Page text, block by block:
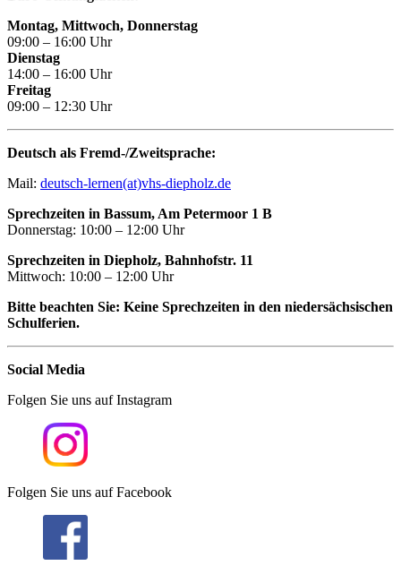
Montag, Mittwoch, Donnerstag
09:00 – 16:00 Uhr
Dienstag
14:00 – 16:00 Uhr
Freitag
09:00 – 12:30 Uhr
Deutsch als Fremd-/Zweitsprache:
Mail: deutsch-lernen(at)vhs-diepholz.de
Sprechzeiten in Bassum, Am Petermoor 1 B
Donnerstag: 10:00 – 12:00 Uhr
Sprechzeiten in Diepholz, Bahnhofstr. 11
Mittwoch: 10:00 – 12:00 Uhr
Bitte beachten Sie: Keine Sprechzeiten in den niedersächsischen
Schulferien.
Social Media
Folgen Sie uns auf Instagram
Folgen Sie uns auf Facebook